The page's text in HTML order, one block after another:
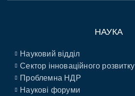
НАУКА
Науковий відділ
Сектор інноваційного розвитку
Проблемна НДР
Наукові форуми